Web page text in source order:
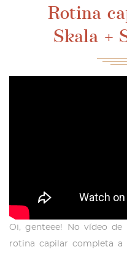
Rotina
Skala +
Oi, genteee! No vídeo
rotina capilar completa a